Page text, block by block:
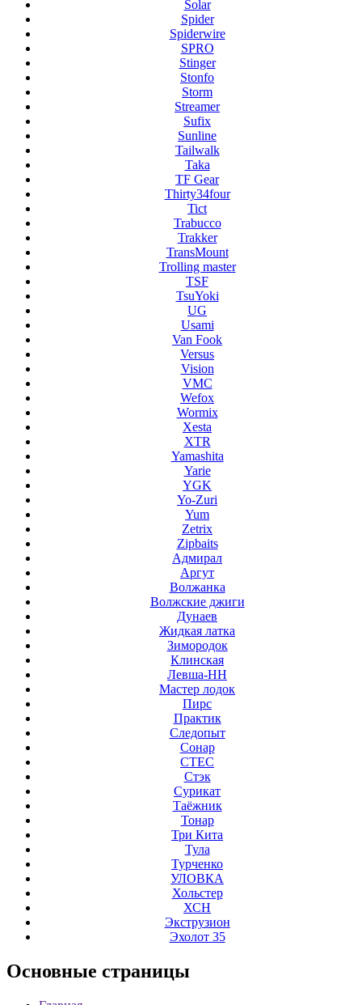
Solar
Spider
Spiderwire
SPRO
Stinger
Stonfo
Storm
Streamer
Sufix
Sunline
Tailwalk
Taka
TF Gear
Thirty34four
Tict
Trabucco
Trakker
TransMount
Trolling master
TSF
TsuYoki
UG
Usami
Van Fook
Versus
Vision
VMC
Wefox
Wormix
Xesta
XTR
Yamashita
Yarie
YGK
Yo-Zuri
Yum
Zetrix
Zipbaits
Адмирал
Аргут
Волжанка
Волжские джиги
Дунаев
Жидкая латка
Зимородок
Клинская
Левша-НН
Мастер лодок
Пирс
Практик
Следопыт
Сонар
СТЕС
Стэк
Сурикат
Таёжник
Тонар
Три Кита
Тула
Турченко
УЛОВКА
Хольстер
ХСН
Экструзион
Эхолот 35
Основные страницы